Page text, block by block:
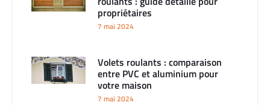
propriétaires
7 mai 2024
Volets roulants : comparaison
entre PVC et aluminium pour
votre maison
7 mai 2024